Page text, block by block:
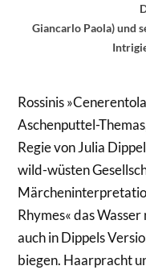
Giancarlo Paola) und
Rossinis
Aschenputtel-
Regie von Julia
wild-wüsten
Rhymes« das
auch in Dippels
biegen. Haarpracht